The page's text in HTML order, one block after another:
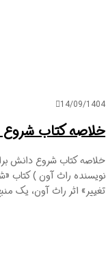
14/09/1404
خلاصه کتاب
خلاصه کتاب شروع دانش
نویسنده راث آون ) کتاب
تغییر» اثر راث آون، یک منبع علمی